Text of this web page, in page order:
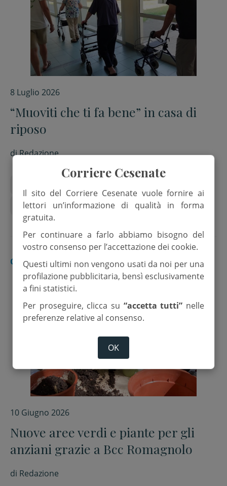
8 Luglio 2026
“Muoviti che ti fa bene” in casa di
riposo
diRedazione
Muoviti che ti fa bene Sport
CESENA
10 Giugno 2026
Nuove aree verdi e piante per gli
anziani grazie a Bcc Romagnolo
di Redazione
Corriere Cesenate
Il sito del Corriere Cesenate vuole fornire ai
lettori un’informazione di qualità in forma
gratuita.
Per continuare a farlo abbiamo bisogno del
vostro consenso per l’accettazione dei cookie.
Questi ultimi non vengono usati da noi per una
profilazione pubblicitaria, bensì esclusivamente
a fini statistici.
Per proseguire, clicca su “accetta tutti” nelle
preferenze relative al consenso.
OK